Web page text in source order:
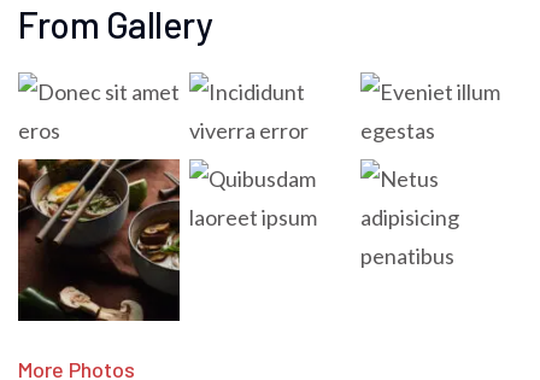
From Gallery
More Photos